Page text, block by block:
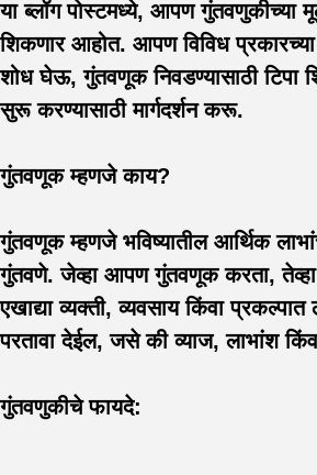
या ब्लॉग पोस्टमध्ये, आपण गुंतवणुकीच्या
शिकणार आहोत. आपण विविध प्रकारच्या
शोध घेऊ, गुंतवणूक निवडण्यासाठी
सुरू करण्यासाठी मार्गदर्शन करू.
गुंतवणूक म्हणजे काय?
गुंतवणूक म्हणजे भविष्यातील आर्थिक
गुंतवणे. जेव्हा आपण गुंतवणूक करता,
एखाद्या व्यक्ती, व्यवसाय किंवा प्रकल्पात
परतावा देईल, जसे की व्याज, लाभांश
गुंतवणुकीचे फायदे: